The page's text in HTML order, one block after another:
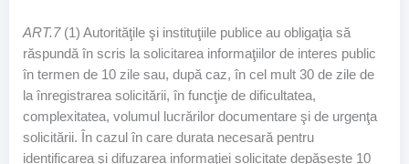
ART.7(1) Autorităţile şi instituţiile publice au obligaţia să
răspundă în scris la solicitarea informaţiilor de interes public
în termen de 10 zile sau, după caz, în cel mult 30 de zile de
la înregistrarea solicitării, în funcţie de dificultatea,
complexitatea, volumul lucrărilor documentare şi de urgenţa
solicitării. În cazul în care durata necesară pentru
identificarea şi difuzarea informaţiei solicitate depăşeşte 10